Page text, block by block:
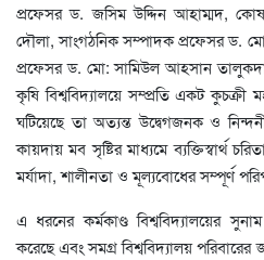
প্রফেসর ড. জসিম উদ্দিন আহাম্মদ,
দৌলা, সাংগঠনিক সম্পাদক প্রফেসর ড.
প্রফেসর ড. মো: সামিউল আহসান
কৃষি বিশ্ববিদ্যালয়ে সম্প্রতি একট
ঘটিয়েছে তা অত্যন্ত উদ্বেগজনক ও
কায়দায় মব সৃষ্টির মাধ্যমে ব্যক্তিস্বার্থ
মর্যাদা, শালীনতা ও মূল্যবোধের সম্পূর্ণ
এ ধরনের কর্মকাণ্ড বিশ্ববিদ্যালয়ের
করেছে এবং সমগ্র বিশ্ববিদ্যালয় পরিবারের